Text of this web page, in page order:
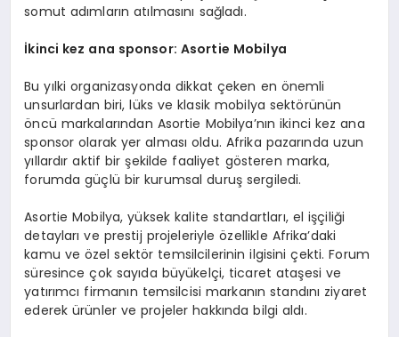
somut adımların atılmasını sağladı.
İkinci kez ana sponsor: Asortie Mobilya
Bu yılki organizasyonda dikkat çeken en önemli
unsurlardan biri, lüks ve klasik mobilya sektörünün
öncü markalarından Asortie Mobilya’nın ikinci kez ana
sponsor olarak yer alması oldu. Afrika pazarında uzun
yıllardır aktif bir şekilde faaliyet gösteren marka,
forumda güçlü bir kurumsal duruş sergiledi.
Asortie Mobilya, yüksek kalite standartları, el işçiliği
detayları ve prestij projeleriyle özellikle Afrika’daki
kamu ve özel sektör temsilcilerinin ilgisini çekti. Forum
süresince çok sayıda büyükelçi, ticaret ataşesi ve
yatırımcı firmanın temsilcisi markanın standını ziyaret
ederek ürünler ve projeler hakkında bilgi aldı.